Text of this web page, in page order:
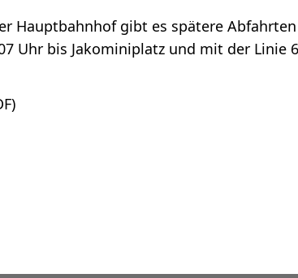
Hauptbahnhof gibt es spätere Abfahrten
Uhr bis Jakominiplatz und mit der Linie